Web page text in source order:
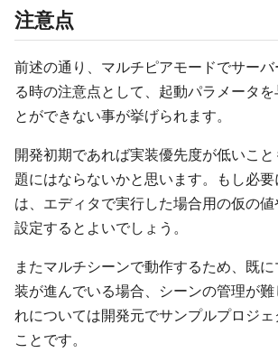
注意点
前述の通り、マルチピアモードでサー
る時の注意点として、起動パラメータ
とができない事が挙げられます。
開発初期であれば実装優先度が低いこ
題にはならないかと思います。もし必
は、エディタで実行した場合用の仮の
設定するとよいでしょう。
またマルチシーンで動作するため、既
装が進んでいる場合、シーンの管理が
れについては開発元でサンプルプロジ
ことです。